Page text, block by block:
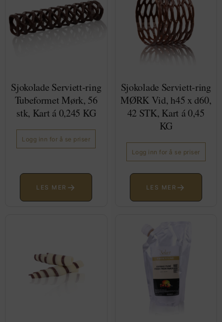
Sjokolade Serviett-ring
Tubeformet Mørk, 56
stk, Kart á 0,245 KG
Logg inn for å se priser
LES MER →
Sjokolade Serviett-ring
MØRK Vid, h45 x d60,
42 STK, Kart á 0,45
KG
Logg inn for å se priser
LES MER →